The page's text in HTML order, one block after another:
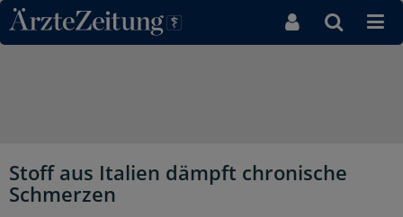
Direkt zum Inhaltsbereich
Stoff aus Italien dämpft chronische
Schmerzen